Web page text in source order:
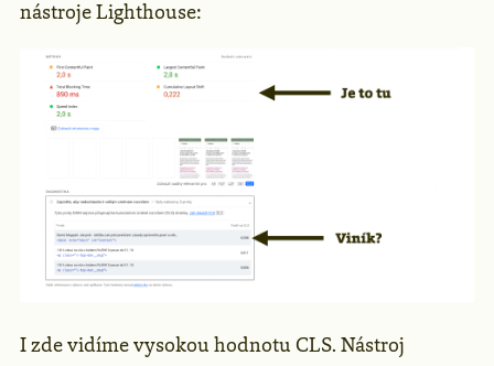
nástroje Lighthouse:
I zde vidíme vysokou hodnotu CLS. Nástroj